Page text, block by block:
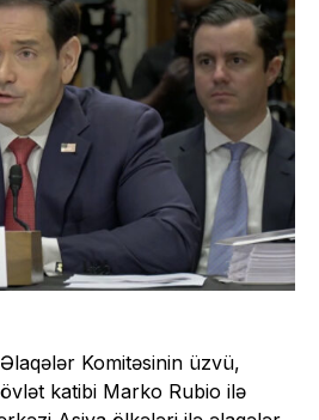
Əlaqələr Komitəsinin üzvü,
katibi Marko Rubio ilə